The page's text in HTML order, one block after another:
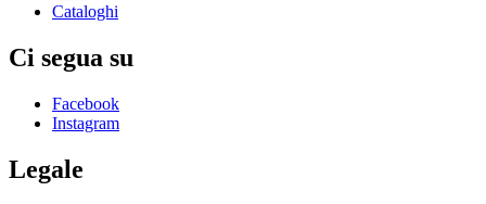
Cataloghi
Ci segua su
Facebook
Instagram
Legale